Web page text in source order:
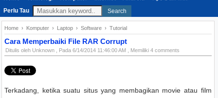
Perlu Tau
Search
Home › Komputer › Laptop › Software › Tutorial
Cara Memperbaiki File RAR Corrupt
Ditulis oleh Unknown , Pada 6/14/2014 11:46:00 AM , Memiliki 4 comments
Terkadang, ketika suatu situs yang membagikan movie atau film